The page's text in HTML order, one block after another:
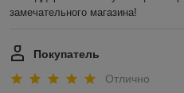
замечательного магазина!
Покупатель
Отлично